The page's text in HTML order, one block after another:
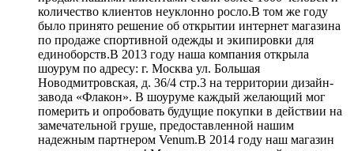
количество клиентов неуклонно росло.В том же году
было принято решение об открытии интернет магазина
по продаже спортивной одежды и экипировки для
единоборств.В 2013 году наша компания открыла
шоурум по адресу: г. Москва ул. Большая
Новодмитровская, д. 36/4 стр.3 на территории дизайн-
завода «Флакон». В шоуруме каждый желающий мог
померить и опробовать будущие покупки в действии на
замечательной груше, предоставленной нашим
надежным партнером Venum.В 2014 году наш магазин